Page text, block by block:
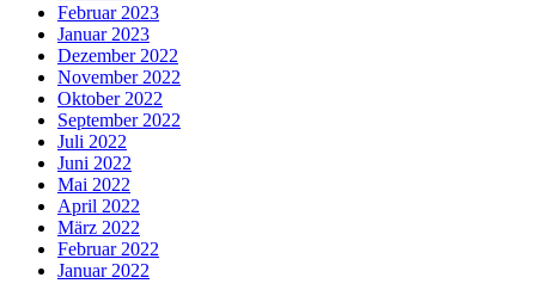
Februar 2023
Januar 2023
Dezember 2022
November 2022
Oktober 2022
September 2022
Juli 2022
Juni 2022
Mai 2022
April 2022
März 2022
Februar 2022
Januar 2022